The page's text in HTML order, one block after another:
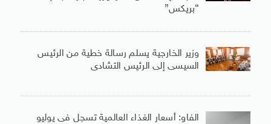
“بريكس”
وزير الخارجية يسلم رسالة خطية من الرئيس
السيسى إلى الرئيس التشادى
الفاو: أسعار الغذاء العالمية تسجل فى يوليو